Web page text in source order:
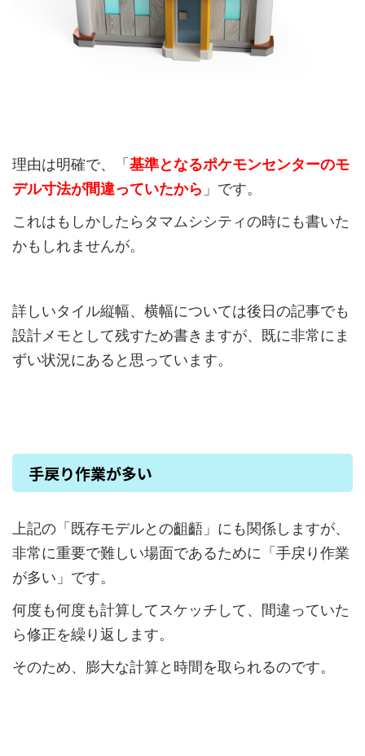
理由は明確で、「 基準となるポケモンセンターのモ
デル寸法が間違っていたから 」です。
これはもしかしたらタマムシシティの時にも書いた
かもしれませんが。
詳しいタイル縦幅、横幅については後日の記事でも
設計メモとして残すため書きますが、既に非常にま
ずい状況にあると思っています。
手戻り作業が多い
上記の「既存モデルとの齟齬」にも関係しますが、
非常に重要で難しい場面であるために「手戻り作業
が多い」です。
何度も何度も計算してスケッチして、間違っていた
ら修正を繰り返します。
そのため、膨大な計算と時間を取られるのです。